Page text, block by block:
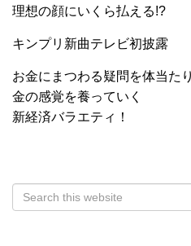
理想の顔にいくら払える!?
キンプリ新曲テレビ初披露
お金にまつわる疑問を体当た
金の感覚を養っていく
新経済バラエティ！